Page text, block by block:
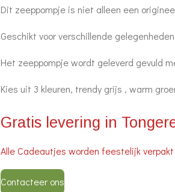
Dit zeeppompje is niet alleen een
Geschikt voor verschillende
Het zeeppompje wordt geleverd gevuld
Kies uit 3 kleuren, trendy grijs , warm
Gratis levering in
Alle Cadeautjes worden feestelijk
Contacteer ons